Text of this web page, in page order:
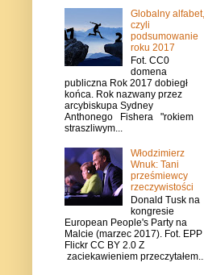
Globalny alfabet,
czyli
podsumowanie
roku 2017
Fot. CC0
domena
publiczna Rok 2017 dobiegł
końca. Rok nazwany przez
arcybiskupa Sydney
Anthonego Fishera "rokiem
straszliwym...
Włodzimierz
Wnuk: Tani
prześmiewcy
rzeczywistości
Donald Tusk na
kongresie
European People's Party na
Malcie (marzec 2017). Fot. EPP
Flickr CC BY 2.0 Z
zaciekawieniem